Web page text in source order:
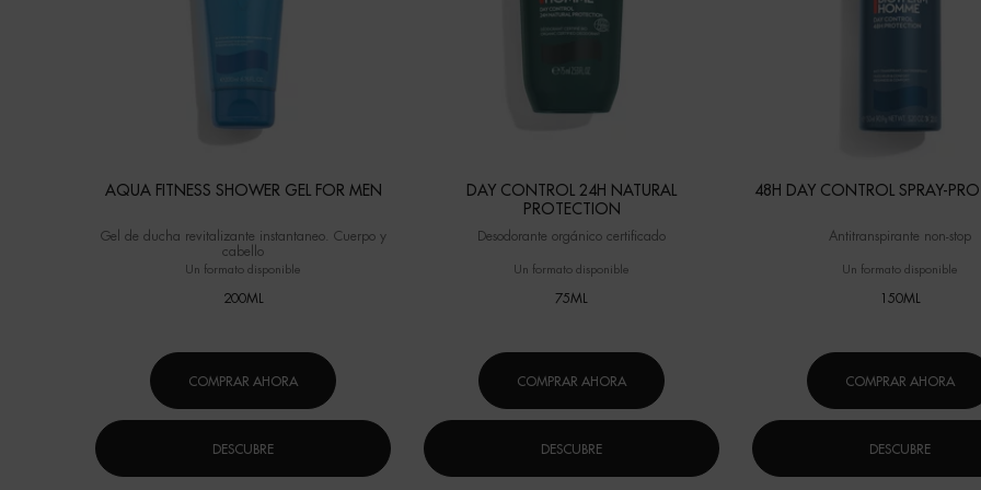
AQUA FITNESS SHOWER GEL FOR MEN
Gel de ducha revitalizante instantaneo. Cuerpo y
cabello
Un formato disponible
200ML
COMPRAR AHORA
DESCUBRE
DAY CONTROL 24H NATURAL
PROTECTION
Desodorante orgánico certificado
Un formato disponible
75ML
COMPRAR AHORA
DESCUBRE
48H DAY CONTROL SPRAY-
Antitranspirante non-stop
Un formato disponible
150ML
COMPRAR AHORA
DESCUBRE